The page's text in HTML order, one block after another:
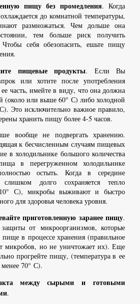
пищу без промедления. Когда
до комнатной температуры,
размножаться. Чем дольше она
тем больше риск получить
себя обезопасить, ешьте пищу
пищевые продукты. Если Вы
или хотите после употребления
часть, имейте в виду, что она должна
(около или выше 60° С) либо холодной
Это исключительно важное правило,
хранить пищу более 4-5 часов.
вообще не подвергать хранению.
к бесчисленным случаям пищевых
в холодильнике большого количества
в перегруженном холодильнике
остыть. Когда в середине
долго сохраняется тепло
10° С), микробы выживают и быстро
для здоровья человека уровня.
приготовленную заранее пищу.
от микроорганизмов, которые
в процессе хранения (правильное
микробов, но не уничтожает их). Еще
прогрейте пищу, (температура в ее
70° С).
между сырыми и готовыми
.